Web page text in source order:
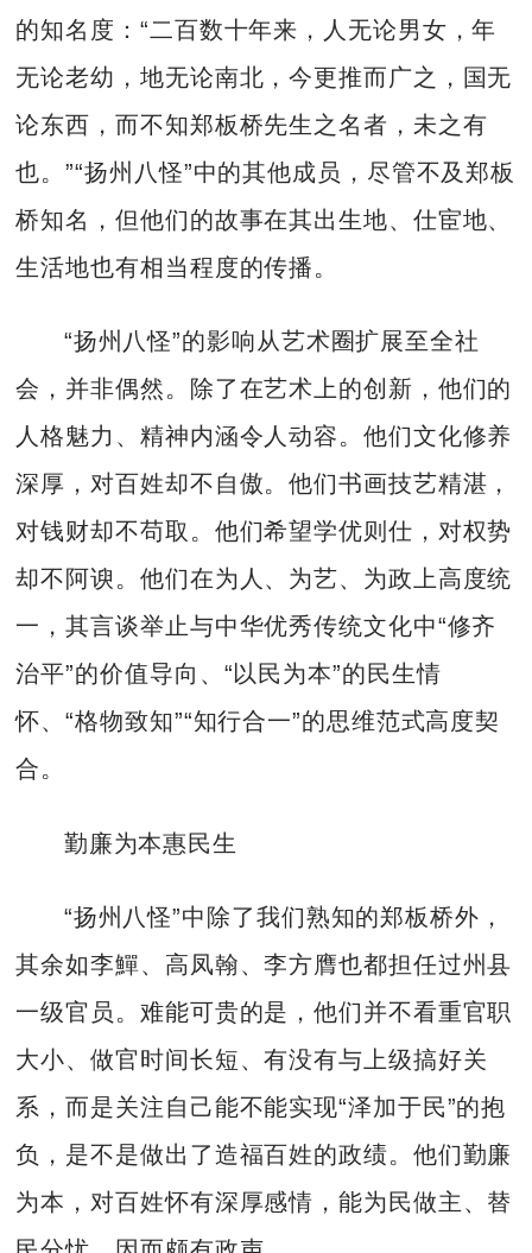
的知名度：“二百数十年来，人无论男女，年
无论老幼，地无论南北，今更推而广之，国无
论东西，而不知郑板桥先生之名者，未之有
也。”“扬州八怪”中的其他成员，尽管不及郑板
桥知名，但他们的故事在其出生地、仕宦地、
生活地也有相当程度的传播。
“扬州八怪”的影响从艺术圈扩展至全社
会，并非偶然。除了在艺术上的创新，他们的
人格魅力、精神内涵令人动容。他们文化修养
深厚，对百姓却不自傲。他们书画技艺精湛，
对钱财却不苟取。他们希望学优则仕，对权势
却不阿谀。他们在为人、为艺、为政上高度统
一，其言谈举止与中华优秀传统文化中“修齐
治平”的价值导向、“以民为本”的民生情
怀、“格物致知”“知行合一”的思维范式高度契
合。
勤廉为本惠民生
“扬州八怪”中除了我们熟知的郑板桥外，
其余如李鱓、高凤翰、李方膺也都担任过州县
一级官员。难能可贵的是，他们并不看重官职
大小、做官时间长短、有没有与上级搞好关
系，而是关注自己能不能实现“泽加于民”的抱
负，是不是做出了造福百姓的政绩。他们勤廉
为本，对百姓怀有深厚感情，能为民做主、替